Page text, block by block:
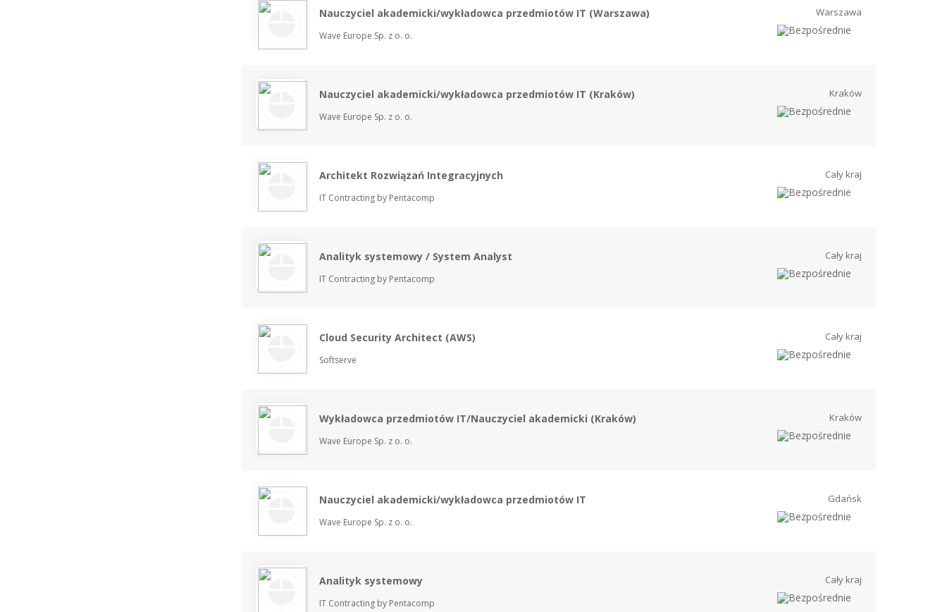
Nauczyciel akademicki/wykładowca przedmiotów IT (Warszawa)
Wave Europe Sp. z o. o.
Warszawa
Nauczyciel akademicki/wykładowca przedmiotów IT (Kraków)
Wave Europe Sp. z o. o.
Kraków
Architekt Rozwiązań Integracyjnych
IT Contracting by Pentacomp
Cały kraj
Analityk systemowy / System Analyst
IT Contracting by Pentacomp
Cały kraj
Cloud Security Architect (AWS)
Softserve
Cały kraj
Wykładowca przedmiotów IT/Nauczyciel akademicki (Kraków)
Wave Europe Sp. z o. o.
Kraków
Nauczyciel akademicki/wykładowca przedmiotów IT
Wave Europe Sp. z o. o.
Gdańsk
Analityk systemowy
IT Contracting by Pentacomp
Cały kraj